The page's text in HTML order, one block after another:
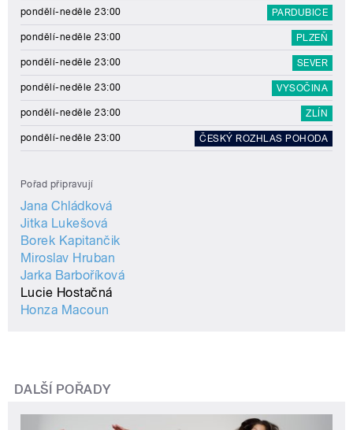
pondělí-neděle 23:00 PARDUBICE
pondělí-neděle 23:00 PLZEŇ
pondělí-neděle 23:00 SEVER
pondělí-neděle 23:00 VYSOČINA
pondělí-neděle 23:00 ZLÍN
pondělí-neděle 23:00 ČESKÝ ROZHLAS POHODA
Pořad připravují
Jana Chládková
Jitka Lukešová
Borek Kapitančik
Miroslav Hruban
Jarka Barboříková
Lucie Hostačná
Honza Macoun
DALŠÍ POŘADY